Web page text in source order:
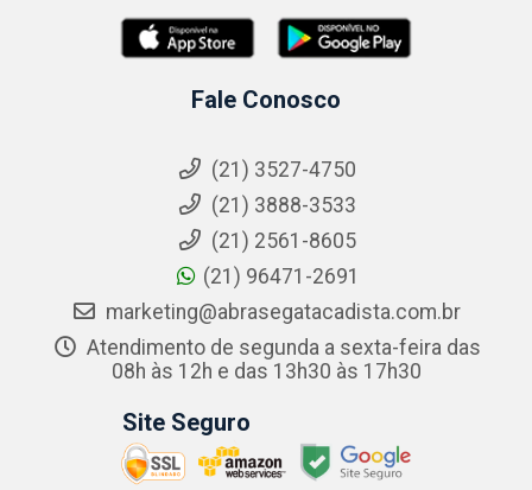
Fale Conosco
(21) 3527-4750
(21) 3888-3533
(21) 2561-8605
(21) 96471-2691
marketing@abrasegatacadista.com.br
Atendimento de segunda a sexta-feira das
08h às 12h e das 13h30 às 17h30
Site Seguro